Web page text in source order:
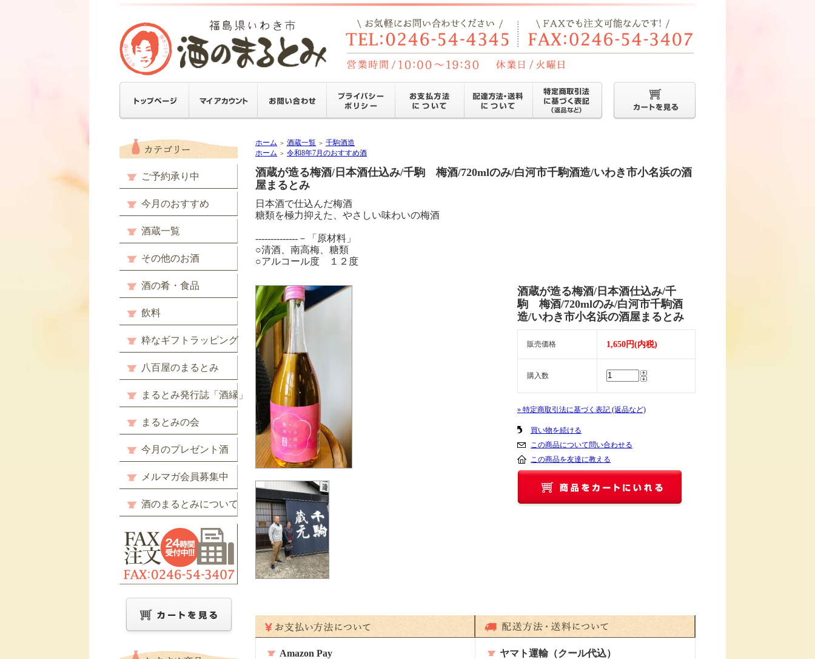
ご予約承り中
今月のおすすめ
酒蔵一覧
その他のお酒
酒の肴・食品
飲料
粋なギフトラッピング
八百屋のまるとみ
まるとみ発行誌「酒縁」
まるとみの会
今月のプレゼント酒
メルマガ会員募集中
酒のまるとみについて
ホーム ＞ 酒蔵一覧 ＞ 千駒酒造
ホーム ＞ 令和8年7月のおすすめ酒
酒蔵が造る梅酒/日本酒仕込み/千駒 梅酒/720mlのみ/白河市千駒酒造/いわき市小名浜の酒
屋まるとみ
日本酒で仕込んだ梅酒
糖類を極力抑えた、やさしい味わいの梅酒
--------------－「原材料」
○清酒、南高梅、糖類
○アルコール度 １２度
酒蔵が造る梅酒/日本酒仕込み/千
駒 梅酒/720mlのみ/白河市千駒酒
造/いわき市小名浜の酒屋まるとみ
販売価格 1,650円(内税)
購入数
» 特定商取引法に基づく表記 (返品など)
買い物を続ける
この商品について問い合わせる
この商品を友達に教える
Amazon Pay ヤマト運輸（クール代込）